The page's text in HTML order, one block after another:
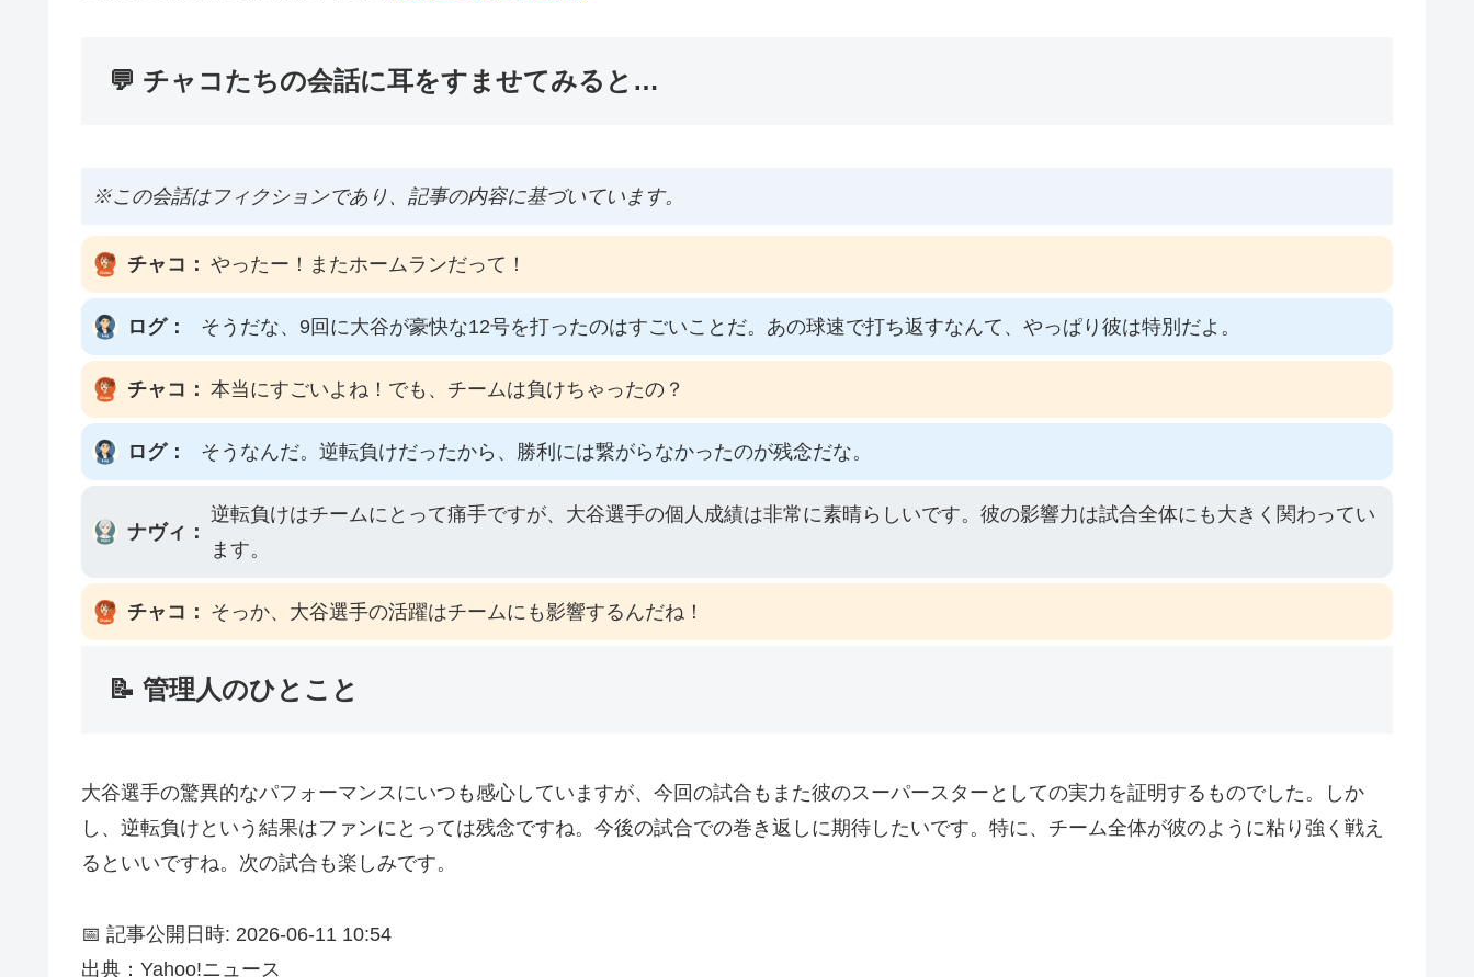
💬 チャコたちの会話に耳をすませてみると…
※この会話はフィクションであり、記事の内容に基づいています。
チャコ： やったー！またホームランだって！
ログ： そうだな、9回に大谷が豪快な12号を打ったのはすごいことだ。あの球速で打ち返すなんて、やっぱり彼は特別だよ。
チャコ： 本当にすごいよね！でも、チームは負けちゃったの？
ログ： そうなんだ。逆転負けだったから、勝利には繋がらなかったのが残念だな。
ナヴィ：
逆転負けはチームにとって痛手ですが、大谷選手の個人成績は非常に素晴らしいです。彼の影響力は試合全体にも大きく関わってい
ます。
チャコ： そっか、大谷選手の活躍はチームにも影響するんだね！
📝 管理人のひとこと
大谷選手の驚異的なパフォーマンスにいつも感心していますが、今回の試合もまた彼のスーパースターとしての実力を証明するものでした。しか
し、逆転負けという結果はファンにとっては残念ですね。今後の試合での巻き返しに期待したいです。特に、チーム全体が彼のように粘り強く戦え
るといいですね。次の試合も楽しみです。
📅 記事公開日時: 2026-06-11 10:54
出典：Yahoo!ニュース